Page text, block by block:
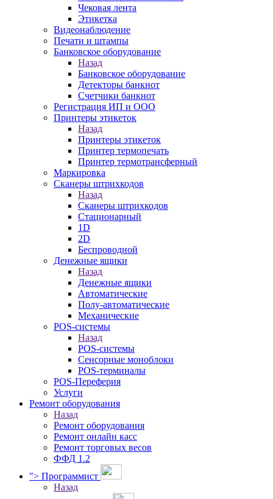
Чековая лента
Этикетка
Видеонаблюдение
Печати и штампы
Банковское оборудование
Назад
Банковское оборудование
Детекторы банкнот
Счетчики банкнот
Регистрация ИП и ООО
Принтеры этикеток
Назад
Принтеры этикеток
Принтер термопечать
Принтер термотрансферный
Маркировка
Сканеры штрихкодов
Назад
Сканеры штрихкодов
Стационарный
1D
2D
Беспроводной
Денежные ящики
Назад
Денежные ящики
Автоматические
Полу-автоматические
Механические
POS-системы
Назад
POS-системы
Сенсорные моноблоки
POS-терминалы
POS-Переферия
Услуги
Ремонт оборудования
Назад
Ремонт оборудования
Ремонт онлайн касс
Ремонт торговых весов
ФФД 1.2
"> Программист
Назад